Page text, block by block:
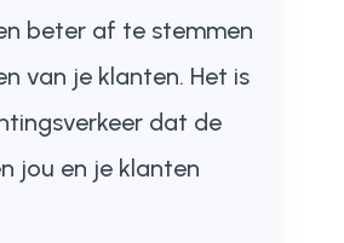
beter af te stemmen
van je klanten. Het is
dat de
jou en je klanten